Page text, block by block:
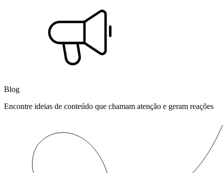
Blog
Encontre ideias de conteúdo que chamam atenção e geram reações